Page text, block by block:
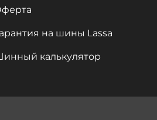
на шины Lassa
калькулятор